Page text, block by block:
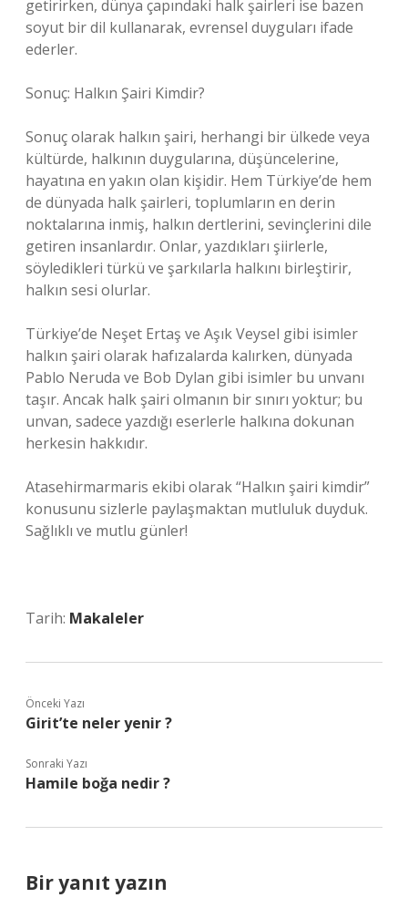
getirirken, dünya çapındaki halk şairleri ise bazen
soyut bir dil kullanarak, evrensel duyguları ifade
ederler.
Sonuç: Halkın Şairi Kimdir?
Sonuç olarak halkın şairi, herhangi bir ülkede veya
kültürde, halkının duygularına, düşüncelerine,
hayatına en yakın olan kişidir. Hem Türkiye’de hem
de dünyada halk şairleri, toplumların en derin
noktalarına inmiş, halkın dertlerini, sevinçlerini dile
getiren insanlardır. Onlar, yazdıkları şiirlerle,
söyledikleri türkü ve şarkılarla halkını birleştirir,
halkın sesi olurlar.
Türkiye’de Neşet Ertaş ve Aşık Veysel gibi isimler
halkın şairi olarak hafızalarda kalırken, dünyada
Pablo Neruda ve Bob Dylan gibi isimler bu unvanı
taşır. Ancak halk şairi olmanın bir sınırı yoktur; bu
unvan, sadece yazdığı eserlerle halkına dokunan
herkesin hakkıdır.
Atasehirmarmaris ekibi olarak “Halkın şairi kimdir”
konusunu sizlerle paylaşmaktan mutluluk duyduk.
Sağlıklı ve mutlu günler!
Tarih: Makaleler
Önceki Yazı
Girit’te neler yenir ?
Sonraki Yazı
Hamile boğa nedir ?
Bir yanıt yazın